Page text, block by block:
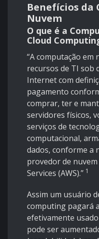
Benefícios da
Nuvem
O que é a
Cloud
“A computação em
recursos de TI sob
Internet com
pagamento
comprar, ter e
servidores físicos,
serviços de
computacional,
dados, conforme a
provedor de
Services (AWS).” 1
Assim um usuário
computing pagará
efetivamente
pode ser